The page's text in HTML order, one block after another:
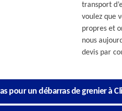
transport
voulez que
propres et
nous
devis par
pour un débarras de grenier à